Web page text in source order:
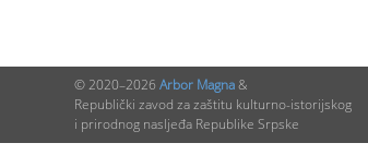
© 2020–2026 Arbor Magna&
Republički zavod za zaštitu kulturno-istorijskog
i prirodnog nasljeđa Republike Srpske